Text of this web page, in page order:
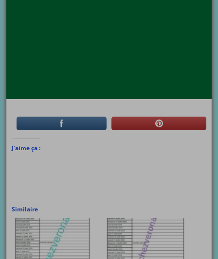
J’aime ça :
Similaire